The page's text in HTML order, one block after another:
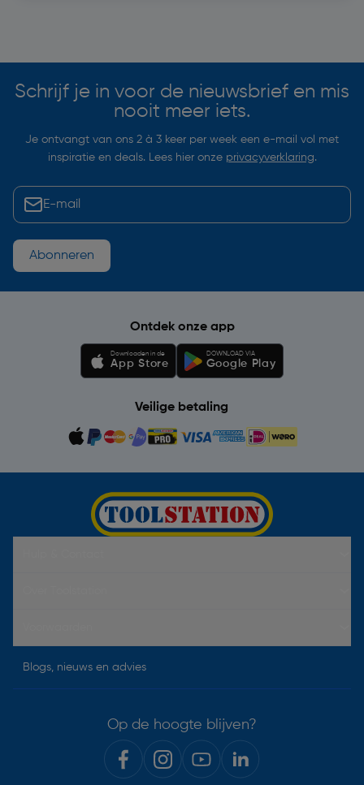
Schrijf je in voor de nieuwsbrief en mis
nooit meer iets.
Je ontvangt van ons 2 à 3 keer per week een e-mail vol met
inspiratie en deals. Lees hier onze privacyverklaring.
Abonneren
Ontdek onze app
Downloaden in de
App Store
DOWNLOAD VIA
Google Play
Veilige betaling
Blogs, nieuws en advies
Op de hoogte blijven?